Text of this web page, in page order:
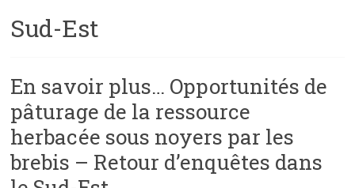
l'enherbement
fruitier
couverts
végétaux,
paturages,
agroforesterie
Sud-Est
En savoir plus… Opportunités de
pâturage de la ressource
herbacée sous noyers par les
brebis – Retour d’enquêtes dans